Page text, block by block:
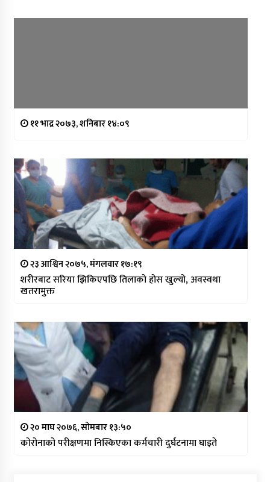
११ भाद्र २०७३, शनिबार १४:०९
२३ आश्विन २०७५, मंगलवार १७:१९
शरीरबाट सरिया झिकिएपछि तिलाको होस खुल्यो, अवस्वथा
खतरामुक्त
२० माघ २०७६, सोमबार १३:५०
कोरोनाको परीक्षणमा निस्किएका कर्मचारी दुर्घटनामा घाइते